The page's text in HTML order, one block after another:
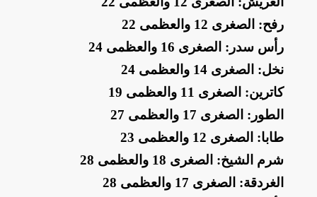
رفح: الصغرى 12 والعظمى 22
رأس سدر: الصغرى 16 والعظمى 24
نخل: الصغرى 14 والعظمى 24
كاترين: الصغرى 11 والعظمى 19
الطور: الصغرى 17 والعظمى 27
طابا: الصغرى 12 والعظمى 23
شرم الشيخ: الصغرى 18 والعظمى 28
الغردقة: الصغرى 17 والعظمى 28